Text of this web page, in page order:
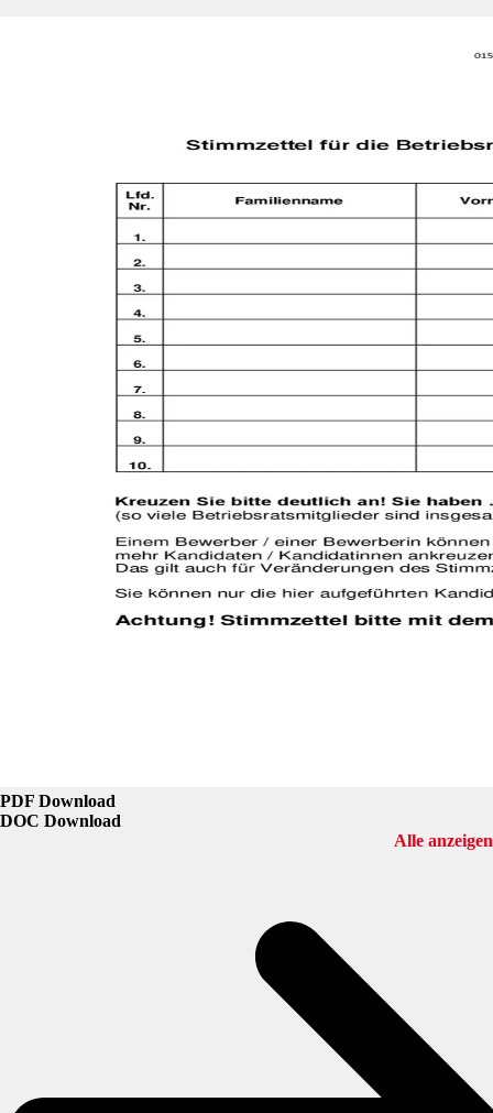
PDF Download
DOC Download
Alle anzeigen